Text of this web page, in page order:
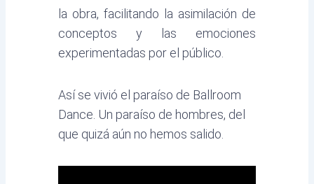
la obra, facilitando la asimilación de
conceptos y las emociones
experimentadas por el público.
Así se vivió el paraíso de Ballroom
Dance. Un paraíso de hombres, del
que quizá aún no hemos salido.